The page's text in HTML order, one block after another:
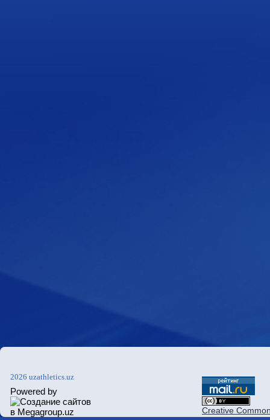
2026 uzathletics.uz
Powered by
Creative